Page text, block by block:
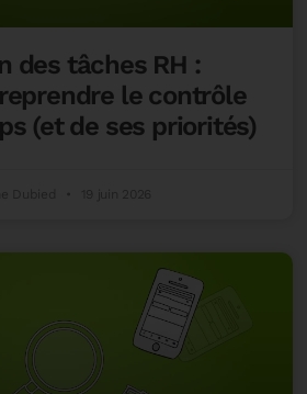
des tâches RH :
le contrôle
(et de ses priorités)